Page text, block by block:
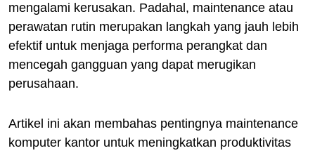
mengalami kerusakan. Padahal, maintenance atau
perawatan rutin merupakan langkah yang jauh lebih
efektif untuk menjaga performa perangkat dan
mencegah gangguan yang dapat merugikan
perusahaan.
Artikel ini akan membahas pentingnya maintenance
komputer kantor untuk meningkatkan produktivitas